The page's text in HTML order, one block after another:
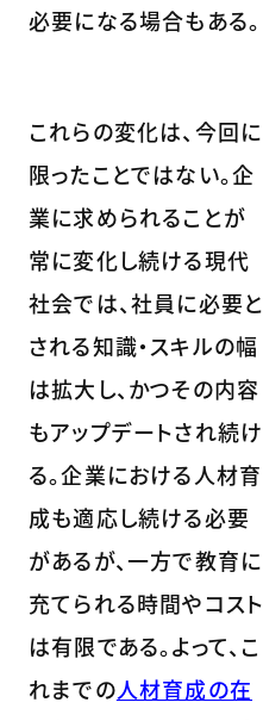
必要になる場合もある。
これらの変化は、今回に
限ったことではない。企
業に求められることが
常に変化し続ける現代
社会では、社員に必要と
される知識・スキルの幅
は拡大し、かつその内容
もアップデートされ続け
る。企業における人材育
成も適応し続ける必要
があるが、一方で教育に
充てられる時間やコスト
は有限である。よって、こ
れまでの人材育成の在